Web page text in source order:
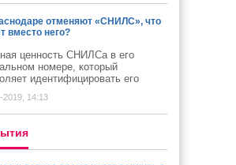
отменяют «СНИЛС», что
вместо него?
ценность СНИЛСа в его
номере, который
идентифицировать его
2019, 14:13